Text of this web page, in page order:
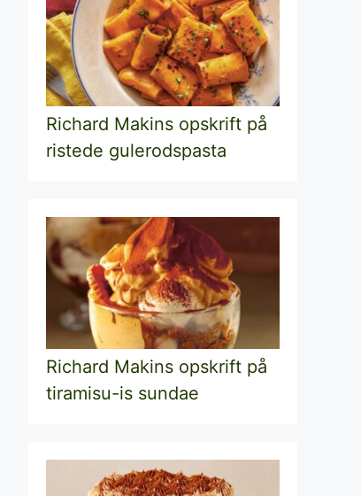
Richard Makins opskrift på
ristede gulerodspasta
Richard Makins opskrift på
tiramisu-is sundae